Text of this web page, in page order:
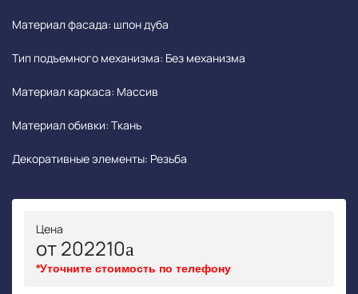
Материал фасада: шпон дуба
Тип подъемного механизма: Без механизма
Материал каркаса: Массив
Материал обивки: Ткань
Декоративные элементы: Резьба
Цена
от 202210
*Уточните стоимость по телефону